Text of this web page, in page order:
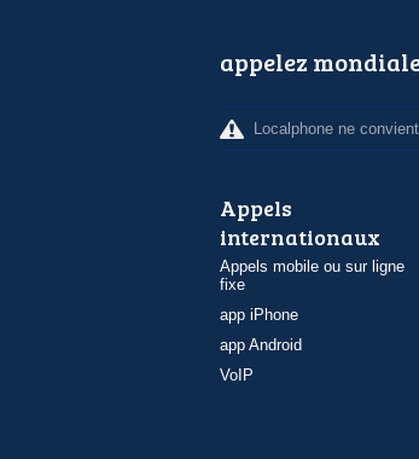
appelez
Localphone ne
Appels
internationaux
Appels mobile ou sur ligne
fixe
app iPhone
app Android
VoIP